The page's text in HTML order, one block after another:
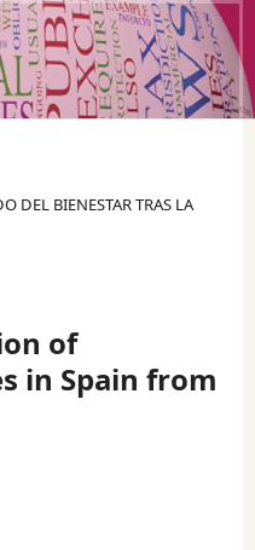
DEL BIENESTAR TRAS LA
of
in Spain from